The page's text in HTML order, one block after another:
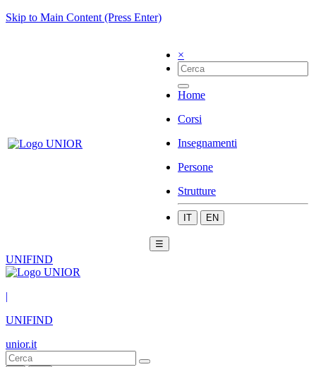
Skip to Main Content (Press Enter)
×
Home
Corsi
Insegnamenti
Persone
Strutture
IT EN
☰
UNIFIND
|
UNIFIND
unior.it